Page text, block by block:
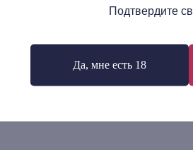
Подтвердите
Да, мне есть 18